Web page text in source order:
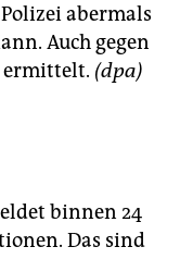
abermals
Auch gegen
ermittelt. (dpa)
binnen 24
Das sind